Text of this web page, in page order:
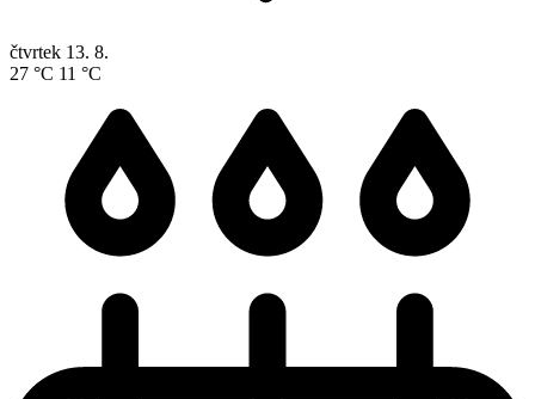
čtvrtek 13. 8.
27 °C 11 °C